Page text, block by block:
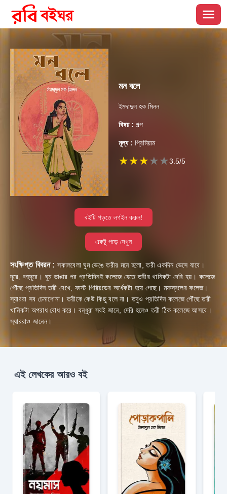
মন বলে
ইমদাদুল হক মিলন
বিষয় : গল্প
মূল্য : প্রিমিয়াম
★★★★★3.5/5
বইটি পড়তে লগইন করুন!
একটু পড়ে দেখুন
সংক্ষিপ্ত বিবরন : সকালবেলা ঘুম ভেঙে তরীর মনে হলো, তরী একদিন ভেসে যাবে।
দূরে, বহুদূরে। ঘুম ভাঙার পর প্রতিদিনই কলেজে যেতে তরীর খানিকটা দেরি হয়। কলেজে
পৌঁছে প্রতিদিন তরী দেখে, ফাস্ট পিরিয়ডের অর্ধেকটা হয়ে গেছে। মফস্বলের কলেজ।
স্যাররা সব চেনাশোনা। তরীকে কেউ কিছু বলে না। তবুও প্রতিদিন কলেজে পৌঁছে তরী
খানিকটা অপরাধ বোধ করে। বন্ধুরা সবই জানে, দেরি হলেও তরী ঠিক কলেজে আসবে।
স্যাররাও জানেন।
এই লেখকের আরও বই